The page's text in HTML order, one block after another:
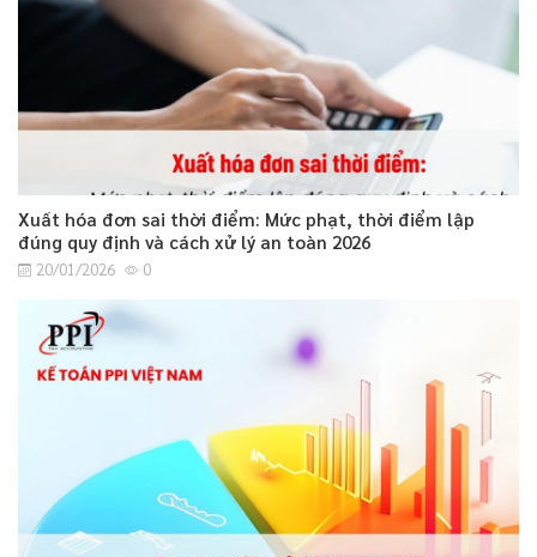
Xuất hóa đơn sai thời điểm: Mức phạt, thời điểm lập
đúng quy định và cách xử lý an toàn 2026
20/01/2026 0